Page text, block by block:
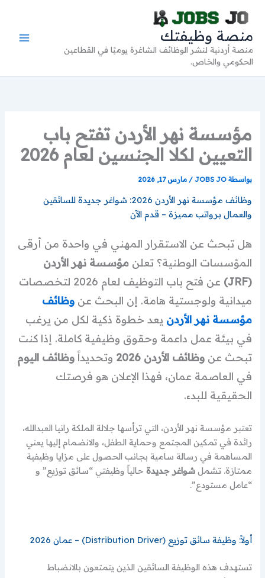
المحتوى
منصة وظيفتك
منصة أردنية لنشر الوظائف الشاغرة يوميًا في القطاعين
الحكومي والخاص.
مؤسسة نهر الأردن تفتح باب
التعيين لكلا الجنسين لعام 2026
بواسطة JOBS JO
/مارس 17, 2026
وظائف مؤسسة نهر الأردن 2026: شواغر جديدة للسائقين
والعمال برواتب مميزة – قدم الآن
هل تبحث عن الاستقرار المهني في واحدة من أرقى
المؤسسات الوطنية؟ تعلنمؤسسة نهر الأردن
(JRF)
عن فتح باب التوظيف لعام 2026 لتخصصات
ميدانية ولوجستية هامة. إن البحث عنوظائف
مؤسسة نهر الأردن يعد خطوة ذكية لكل من يرغب
في بيئة عمل داعمة وحقوق وظيفية كاملة. إذا كنت
تبحث عنوظائف الأردن 2026 وتحديداًوظائف اليوم
في العاصمة عمان، فهذا الإعلان هو فرصتك
الحقيقية للبدء.
تعتبر مؤسسة نهر الأردن، التي ترأسها جلالة الملكة رانيا العبدالله،
رائدة في تمكين المجتمع وحماية الطفل، والانضمام إليها يعني
المساهمة في رسالة سامية بجانب الحصول على مزايا وظيفية
ممتازة. تشملشواغر جديدة حالياً وظيفتي “سائق توزيع” و
“عامل مستودع”.
أولاً: وظيفة سائق توزيع (Distribution Driver) – عمان 2026
تستهدف هذه الوظيفة السائقين الذين يتمتعون بالانضباط